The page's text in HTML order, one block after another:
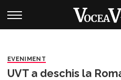
EVENIMENT
UVT a deschis la